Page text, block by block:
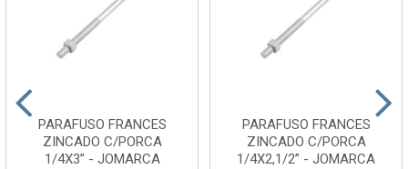
PARAFUSO FRANCES
ZINCADO C/PORCA
1/4X3” - JOMARCA
PARAFUSO FRANCES
ZINCADO C/PORCA
1/4X2,1/2” - JOMARCA